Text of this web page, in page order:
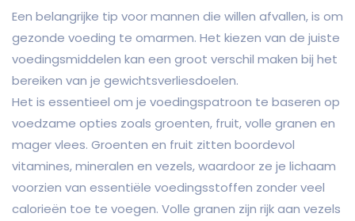
Een belangrijke tip voor mannen die willen afvallen, is om
gezonde voeding te omarmen. Het kiezen van de juiste
voedingsmiddelen kan een groot verschil maken bij het
bereiken van je gewichtsverliesdoelen.
Het is essentieel om je voedingspatroon te baseren op
voedzame opties zoals groenten, fruit, volle granen en
mager vlees. Groenten en fruit zitten boordevol
vitamines, mineralen en vezels, waardoor ze je lichaam
voorzien van essentiële voedingsstoffen zonder veel
calorieën toe te voegen. Volle granen zijn rijk aan vezels